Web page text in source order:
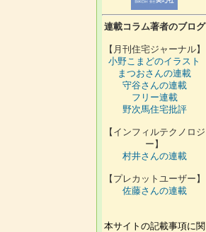
連載コラム著者のブログ
【月刊住宅ジャーナル】
小野こまどのイラスト
まつおさんの連載
守谷さんの連載
フリー連載
野次馬住宅批評
【インフィルテクノロジ
ー】
村井さんの連載
【プレカットユーザー】
佐藤さんの連載
本サイトの記載事項に関